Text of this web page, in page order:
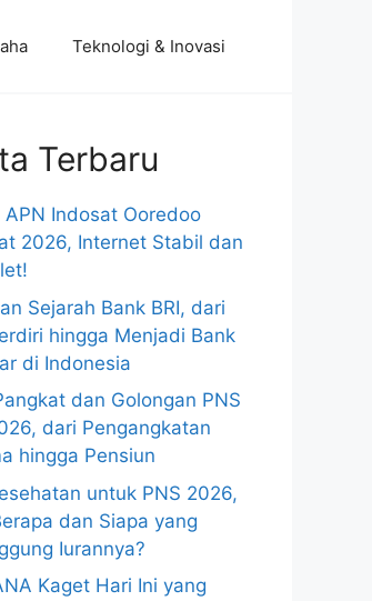
Teknologi & Inovasi
Terbaru
APN Indosat Ooredoo
2026, Internet Stabil dan
Sejarah Bank BRI, dari
hingga Menjadi Bank
di Indonesia
dan Golongan PNS
dari Pengangkatan
hingga Pensiun
untuk PNS 2026,
dan Siapa yang
Iurannya?
Kaget Hari Ini yang